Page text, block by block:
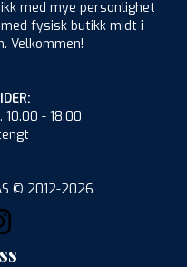
med mye personlighet
fysisk butikk midt i
Velkommen!
10.00 - 18.00
© 2012-2026